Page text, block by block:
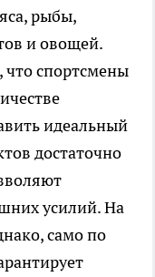
рыбы,
и овощей.
спортсмены
идеальный
достаточно
усилий. На
само по